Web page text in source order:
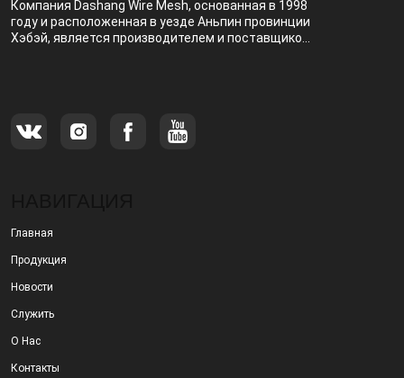
Компания Dashang Wire Mesh, основанная в 1998
году и расположенная в уезде Аньпин провинции
Хэбэй, является производителем и поставщиком,
Главная
Продукция
Новости
Служить
О Нас
Контакты